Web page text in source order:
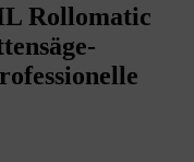
Rollomatic